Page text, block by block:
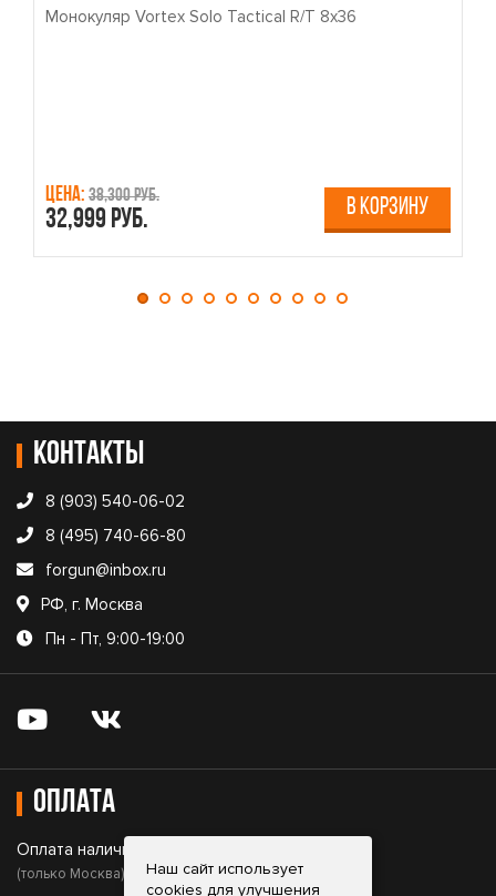
Монокуляр Vortex Solo Tactical R/T 8x36
Цена: 38,300 руб.
32,999 руб. В КОРЗИНУ
Контакты
8 (903) 540-06-02
8 (495) 740-66-80
forgun@inbox.ru
РФ, г. Москва
Пн - Пт, 9:00-19:00
Оплата
Оплата наличными;
(только Москва)
Наш сайт использует
cookies для улучшения